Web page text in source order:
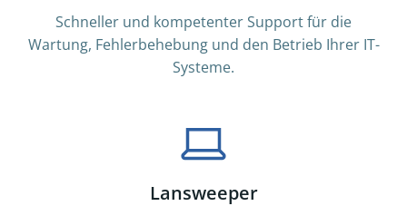
Schneller und kompetenter Support für die
Wartung, Fehlerbehebung und den Betrieb Ihrer IT-
Systeme.
Lansweeper